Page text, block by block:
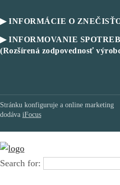
▶ INFORMÁCIE O
▶ INFORMOVANIE
(Rozšírená zodpovednosť
Stránku konfiguruje a online marketing
dodáva iFocus
Search for: